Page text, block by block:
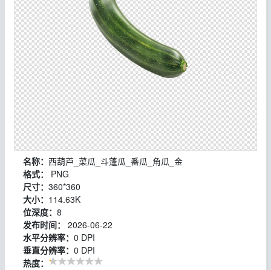
名称：西葫芦_菜瓜_斗蓬瓜_番瓜_角瓜_金
格式：
PNG
尺寸：360*360
大小： 114.63K
位深度：8
发布时间：
2026-06-22
水平分辨率：0 DPI
垂直分辨率：0 DPI
热度：